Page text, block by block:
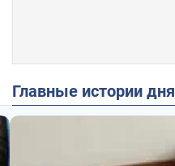
Главные истории дня